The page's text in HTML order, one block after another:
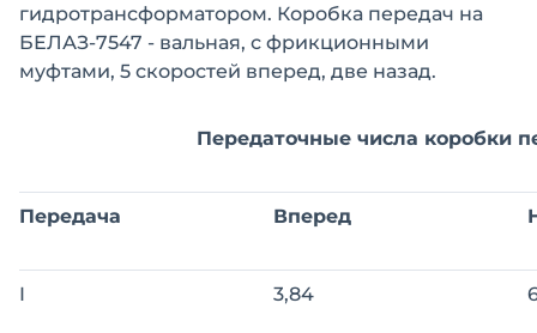
гидротрансформатором. Коробка передач на
БЕЛАЗ-7547 - вальная, с фрикционными
муфтами, 5 скоростей вперед, две назад.
Передаточные числа коробки
Передача Вперед
I 3,84